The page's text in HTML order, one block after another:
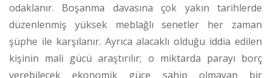
odaklanır. Boşanma davasına çok yakın tarihlerde
düzenlenmiş yüksek meblağlı senetler her zaman
şüphe ile karşılanır. Ayrıca alacaklı olduğu iddia edilen
kişinin mali gücü araştırılır; o miktarda parayı borç
verebilecek ekonomik güce sahip olmayan bir